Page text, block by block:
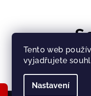
Tento web
vyjadřujete
Nastavení